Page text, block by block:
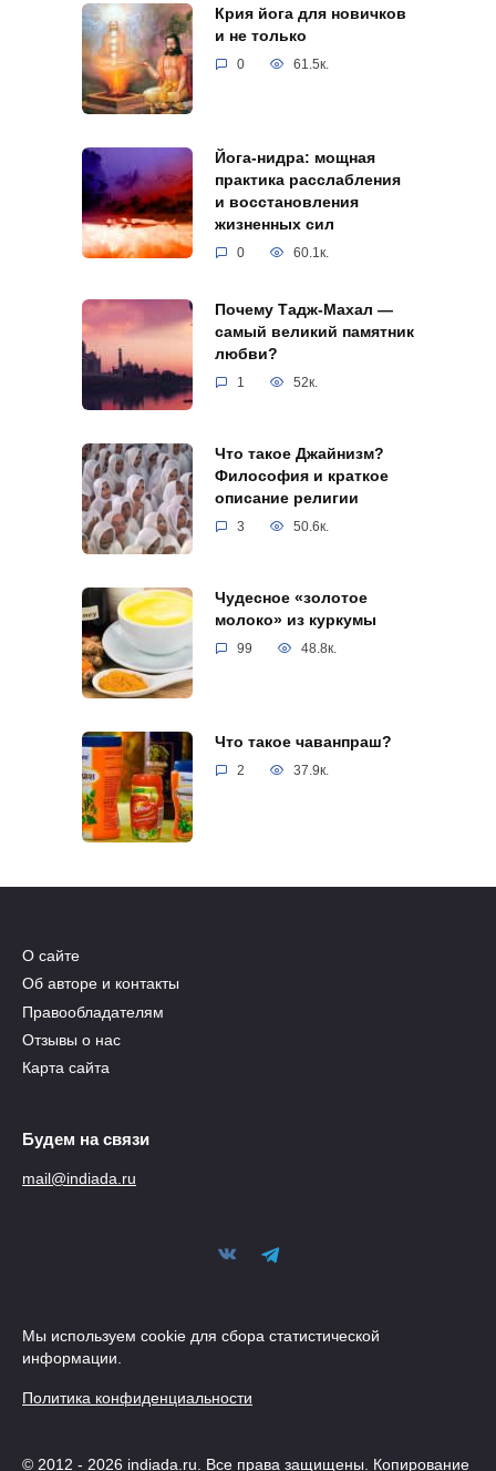
Крия йога для новичков
и не только
0 61.5к.
Йога-нидра: мощная
практика расслабления
и восстановления
жизненных сил
0 60.1к.
Почему Тадж-Махал —
самый великий памятник
любви?
1 52к.
Что такое Джайнизм?
Философия и краткое
описание религии
3 50.6к.
Чудесное «золотое
молоко» из куркумы
99 48.8к.
Что такое чаванпраш?
2 37.9к.
О сайте
Об авторе и контакты
Правообладателям
Отзывы о нас
Карта сайта
Будем на связи
mail@indiada.ru
Мы используем cookie для сбора статистической
информации.
Политика конфиденциальности
© 2012 - 2026 indiada.ru. Все права защищены. Копирование